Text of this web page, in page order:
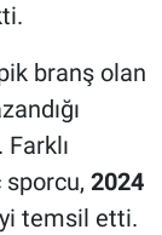
branş olan
2024
temsil etti.